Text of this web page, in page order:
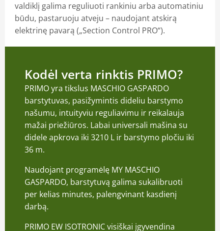
valdiklį galima reguliuoti rankiniu arba automatiniu
būdu, pastaruoju atveju – naudojant atskirą
elektrinę pavarą („Section Control PRO“).
Kodėl verta rinktis PRIMO?
PRIMO yra tikslus MASCHIO GASPARDO
barstytuvas, pasižymintis dideliu barstymo
našumu, intuityviu reguliavimu ir reikalauja
mažai priežiūros. Labai universali mašina su
didele apkrova iki 3210 L ir barstymo pločiu iki
36 m.
Naudojant programėlę MY MASCHIO
GASPARDO, barstytuvą galima sukalibruoti
per kelias minutes, palengvinant kasdienį
darbą.
PRIMO EW ISOTRONIC visiškai įgyvendina